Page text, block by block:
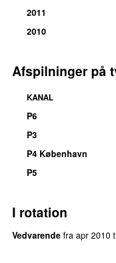
2011
2010
Afspilninger på
KANAL
P6
P3
P4 København
P5
I rotation
Vedvarende fra apr 2010